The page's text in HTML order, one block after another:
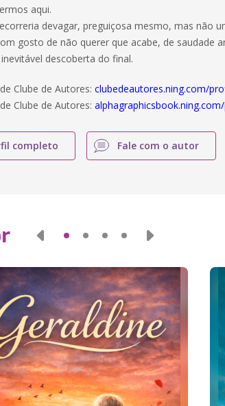
aqui.
devagar, preguiçosa mesmo, mas não
gosto de não querer que acabe, de saudade
descoberta do final.
Clube de Autores:clubedeautores.ning.com/
Clube de Autores:
completo Fale com o autor